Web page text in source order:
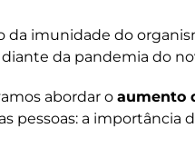
da imunidade do
da pandemia do
abordar o aumento
pessoas: a importância